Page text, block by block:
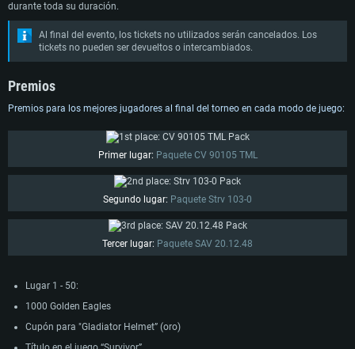
durante toda su duración.
Al final del evento, los tickets no utilizados serán cancelados. Los
tickets no pueden ser devueltos o intercambiados.
Premios
Premios para los mejores jugadores al final del torneo en cada modo de juego:
Primer lugar: Paquete CV 90105 TML
Segundo lugar: Paquete Strv 103-0
Tercer lugar: Paquete SAV 20.12.48
Lugar 1 - 50:
1000 Golden Eagles
Cupón para "Gladiator Helmet” (oro)